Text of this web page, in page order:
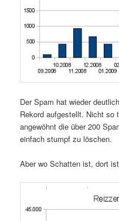
Der Spam hat wieder
Rekord aufgestellt. Nicht so
angewöhnt die über 200
einfach stumpf zu löschen.
Aber wo Schatten ist, dort